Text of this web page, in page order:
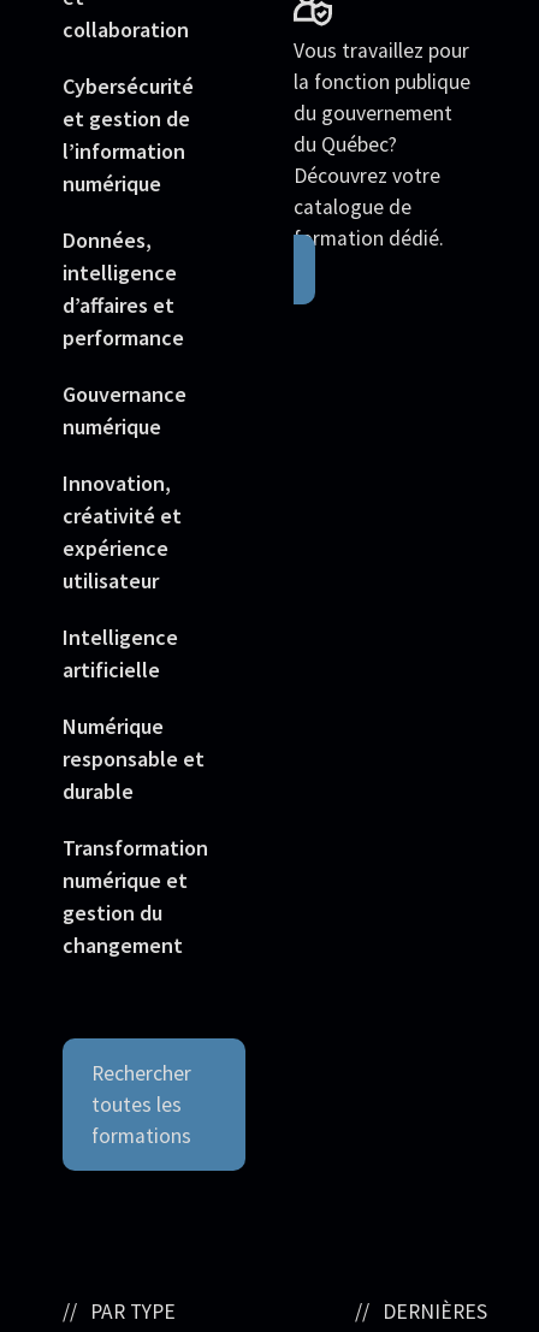
collaboration
Cybersécurité
et gestion de
l’information
numérique
Données,
intelligence
d’affaires et
performance
Gouvernance
numérique
Innovation,
créativité et
expérience
utilisateur
Intelligence
artificielle
Numérique
responsable et
durable
Transformation
numérique et
gestion du
changement
Rechercher
toutes les
formations
Vous travaillez pour
la fonction publique
du gouvernement
du Québec?
Découvrez votre
catalogue de
formation dédié.
PAR TYPE
DERNIÈRES